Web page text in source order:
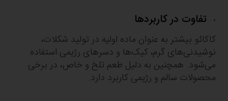
تفاوت در کاربردها
کاکائو بیشتر به عنوان ماده اولیه در تولید شکلات،
نوشیدنی‌های گرم، کیک‌ها و دسرهای رژیمی استفاده
می‌شود. همچنین به دلیل طعم تلخ و خاص، در برخی
محصولات سالم و رژیمی کاربرد دارد.